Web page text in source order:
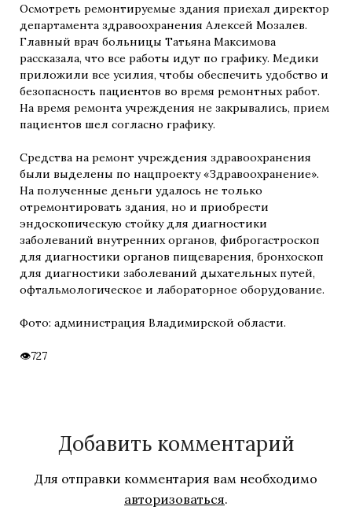
Осмотреть ремонтируемые здания приехал директор
департамента здравоохранения Алексей Мозалев.
Главный врач больницы Татьяна Максимова
рассказала, что все работы идут по графику. Медики
приложили все усилия, чтобы обеспечить удобство и
безопасность пациентов во время ремонтных работ.
На время ремонта учреждения не закрывались, прием
пациентов шел согласно графику.
Средства на ремонт учреждения здравоохранения
были выделены по нацпроекту «Здравоохранение».
На полученные деньги удалось не только
отремонтировать здания, но и приобрести
эндоскопическую стойку для диагностики
заболеваний внутренних органов, фиброгастроскоп
для диагностики органов пищеварения, бронхоскоп
для диагностики заболеваний дыхательных путей,
офтальмологическое и лабораторное оборудование.
Фото: администрация Владимирской области.
727
Добавить комментарий
Для отправки комментария вам необходимо
авторизоваться.